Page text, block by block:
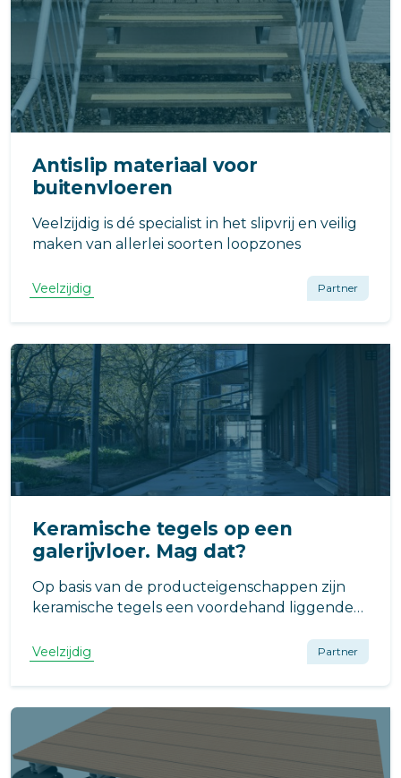
Antislip materiaal voor
buitenvloeren
Veelzijdig is dé specialist in het slipvrij en veilig
maken van allerlei soorten loopzones
Veelzijdig Partner
Keramische tegels op een
galerijvloer. Mag dat?
Op basis van de producteigenschappen zijn
keramische tegels een voordehand liggende
stijlvol, sfeervol, oersterk en duurzaam. Toch
kiezen weinig galerijeigenaren voor keramiek.
Een gemiste kans vindt Veelzijdig.
Veelzijdig Partner